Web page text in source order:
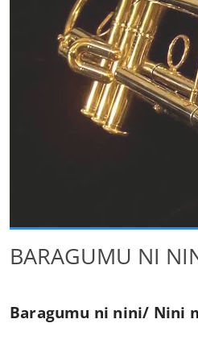
BARAGUMU NI
Baragumu ni nini/ Nini